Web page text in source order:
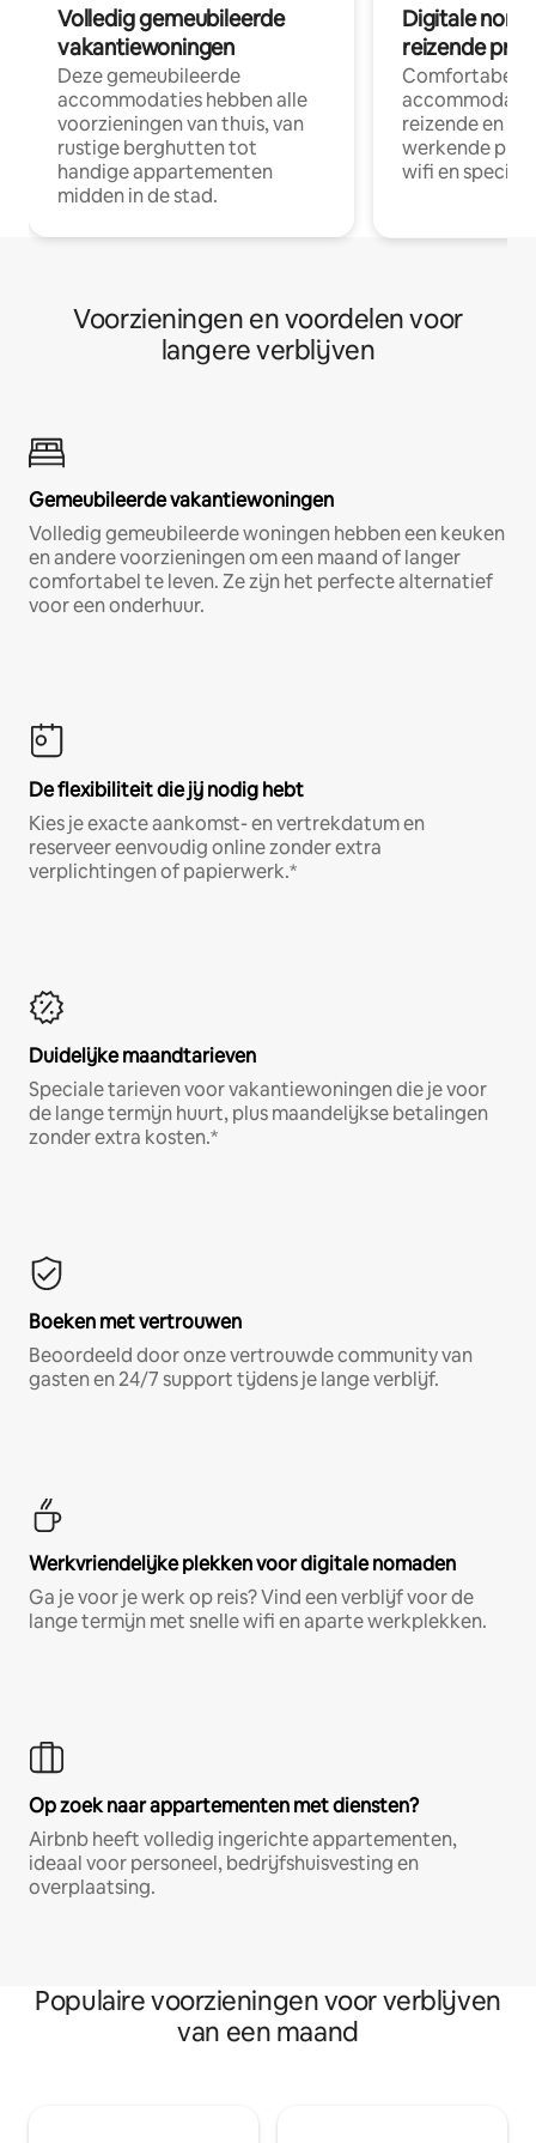
Volledig gemeubileerde
vakantiewoningen
Deze gemeubileerde
accommodaties hebben alle
voorzieningen van thuis, van
rustige berghutten tot
handige appartementen
midden in de stad.
Digitale
reizende
Comfortabele
reizende en
werkende
wifi en
Voorzieningen en voordelen voor
langere verblijven
Gemeubileerde vakantiewoningen
Volledig gemeubileerde woningen hebben een keuken
en andere voorzieningen om een maand of langer
comfortabel te leven. Ze zijn het perfecte alternatief
voor een onderhuur.
De flexibiliteit die jij nodig hebt
Kies je exacte aankomst- en vertrekdatum en
reserveer eenvoudig online zonder extra
verplichtingen of papierwerk.*
Duidelijke maandtarieven
Speciale tarieven voor vakantiewoningen die je voor
de lange termijn huurt, plus maandelijkse betalingen
zonder extra kosten.*
Boeken met vertrouwen
Beoordeeld door onze vertrouwde community van
gasten en 24/7 support tijdens je lange verblijf.
Werkvriendelijke plekken voor digitale nomaden
Ga je voor je werk op reis? Vind een verblijf voor de
lange termijn met snelle wifi en aparte werkplekken.
Op zoek naar appartementen met diensten?
Airbnb heeft volledig ingerichte appartementen,
ideaal voor personeel, bedrijfshuisvesting en
overplaatsing.
Populaire voorzieningen voor verblijven
van een maand